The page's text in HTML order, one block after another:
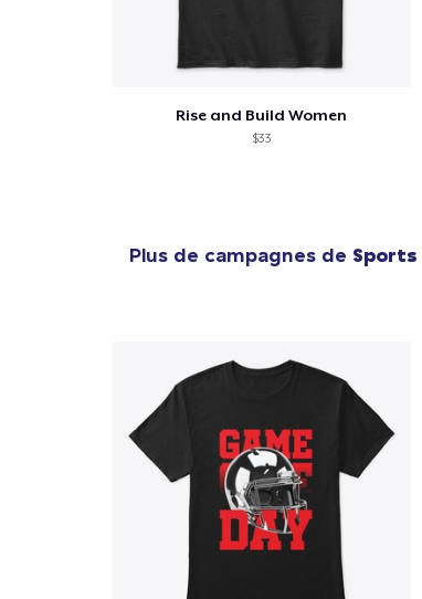
Rise and Build Women
$33
Plus de campagnes de Sports